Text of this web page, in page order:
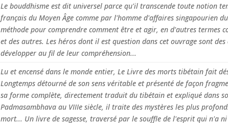
Le bouddhisme est dit universel parce qu'il transcende toute notion
français du Moyen Âge comme par l'homme d'affaires singapourien
méthode pour comprendre comment être et agir, en d'autres termes
et des autres. Les héros dont il est question dans cet ouvrage sont
développer au fil de leur compréhension...
Lu et encensé dans le monde entier, Le Livre des morts tibétain fait
Longtemps détourné de son sens véritable et présenté de façon
sa forme complète, directement traduit du tibétain et expliqué dans
Padmasambhava au VIIIe siècle, il traite des mystères les plus
mort... Un livre de sagesse, traversé par le souffle de l'esprit qui n'a